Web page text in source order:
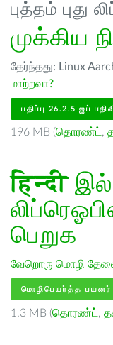
புத்தம் புது
முக்கிய
தேர்ந்தது: Linux
மாற்றவா?
பதிப்பு 26.2.5 ஐப்
196 MB (தொரண்ட் ,
हिन्दीஇல்
பெறுக
வேறொரு மொழி
மொழிபெயர்த்த பயனர்
1.3 MB (தொரண்ட் ,